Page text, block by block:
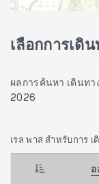
เลือกการเดิ
ผลการค้นหา เดินทา
2026
เรล พาส สำหรับการ เ
อ